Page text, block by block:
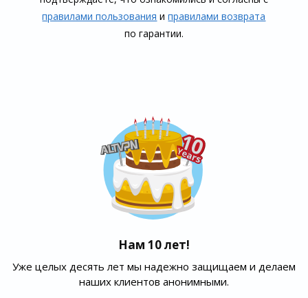
правилами пользования иправилами воз­врата
по гарантии.
Нам 10 лет!
Уже целых десять лет мы надежно защищаем и делаем
наших клиентов анонимными.